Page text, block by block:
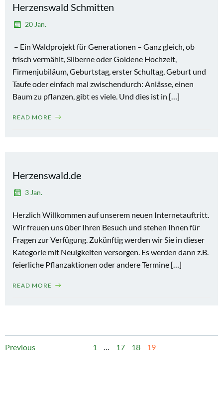
Herzenswald Schmitten
20 Jan.
– Ein Waldprojekt für Generationen – Ganz gleich, ob
frisch vermählt, Silberne oder Goldene Hochzeit,
Firmenjubiläum, Geburtstag, erster Schultag, Geburt und
Taufe oder einfach mal zwischendurch: Anlässe, einen
Baum zu pflanzen, gibt es viele. Und dies ist in […]
READ MORE
Herzenswald.de
3 Jan.
Herzlich Willkommen auf unserem neuen Internetauftritt.
Wir freuen uns über Ihren Besuch und stehen Ihnen für
Fragen zur Verfügung. Zukünftig werden wir Sie in dieser
Kategorie mit Neuigkeiten versorgen. Es werden dann z.B.
feierliche Pflanzaktionen oder andere Termine […]
READ MORE
Posts
Previous Page
1 Page
17 Page
18 Page
19